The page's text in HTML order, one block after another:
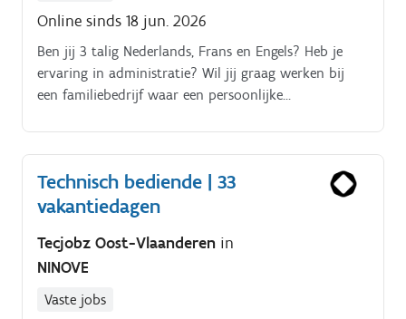
Online sinds 18 jun. 2026
Ben jij 3 talig Nederlands, Frans en Engels? Heb je
ervaring in administratie? Wil jij graag werken bij
een familiebedrijf waar een persoonlijke
voltijdse functie als administratief bediende wel iets
voor jou!.
Technisch bediende | 33
vakantiedagen
Tecjobz Oost-Vlaanderen in
NINOVE
Vaste jobs